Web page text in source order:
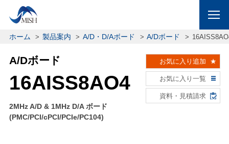
ホーム 製品案内 A/D・D/Aボード A/Dボード
A/Dボード
16AISS8AO4
2MHz A/D & 1MHz D/A ボード
(PMC/PCI/cPCI/PCIe/PC104)
お気に入り追加
お気に入り一覧
資料・見積請求